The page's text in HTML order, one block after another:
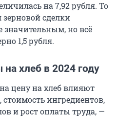
на 7,92 рубля. То
зерновой сделки
но всё
1,5 рубля.
хлеб в 2024 году
цену на хлеб влияют
ингредиентов,
и рост оплаты труда, —